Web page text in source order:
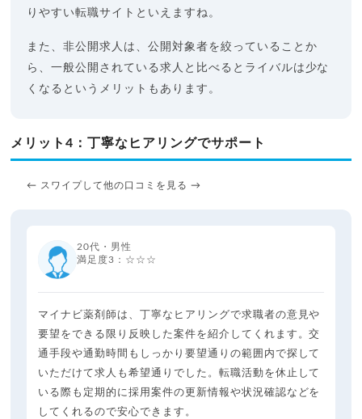
りやすい転職サイトといえますね。
また、非公開求人は、公開対象者を絞っていることか
ら、一般公開されている求人と比べるとライバルは少な
くなるというメリットもあります。
メリット4：丁寧なヒアリングでサポート
← スワイプして他の口コミを見る →
20代・男性
満足度3：☆☆☆
マイナビ薬剤師は、丁寧なヒアリングで求職者の意見や
要望をできる限り反映した案件を紹介してくれます。交
通手段や通勤時間もしっかり要望通りの範囲内で探して
いただけて求人も希望通りでした。転職活動を休止して
いる際も定期的に採用案件の更新情報や状況確認などを
してくれるので安心できます。